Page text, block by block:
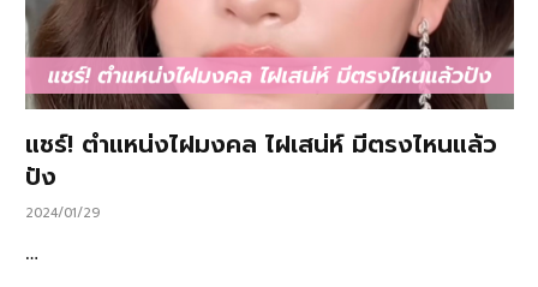
แชร์! ตำแหน่งไฝมงคล ไฝเสน่ห์ มีตรงไหนแล้ว
ปัง
2024/01/29
…